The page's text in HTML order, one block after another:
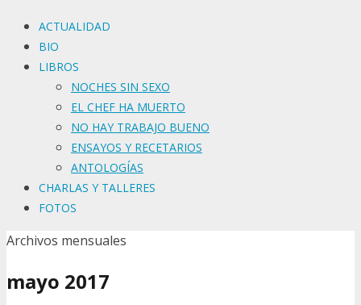
ACTUALIDAD
BIO
LIBROS
NOCHES SIN SEXO
EL CHEF HA MUERTO
NO HAY TRABAJO BUENO
ENSAYOS Y RECETARIOS
ANTOLOGÍAS
CHARLAS Y TALLERES
FOTOS
Archivos mensuales
mayo 2017